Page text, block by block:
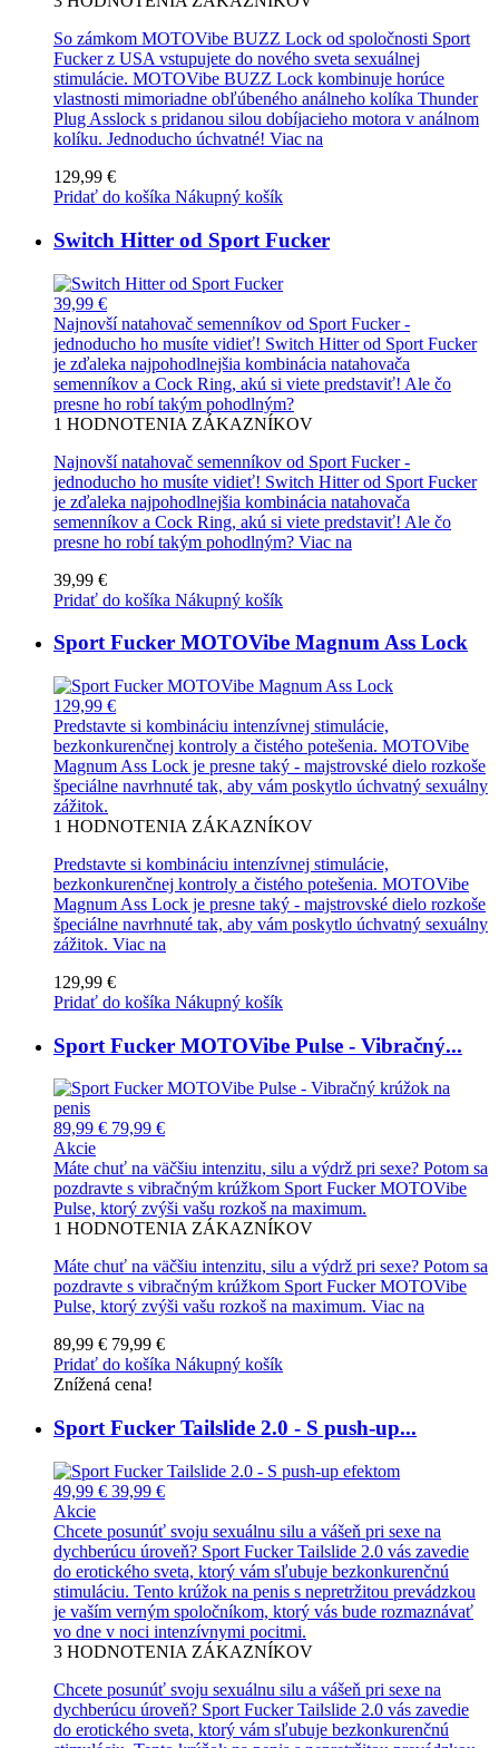
So zámkom MOTOVibe BUZZ Lock od spoločnosti Sport
Fucker z USA vstupujete do nového sveta sexuálnej
stimulácie. MOTOVibe BUZZ Lock kombinuje horúce
vlastnosti mimoriadne obľúbeného análneho kolíka Thunder
Plug Asslock s pridanou silou dobíjacieho motora v análnom
kolíku. Jednoducho úchvatné! Viac na
129,99 €
Pridať do košíka Nákupný košík
Switch Hitter od Sport Fucker
39,99 €
Najnovší natahovač semenníkov od Sport Fucker -
jednoducho ho musíte vidieť! Switch Hitter od Sport Fucker
je zďaleka najpohodlnejšia kombinácia natahovača
semenníkov a Cock Ring, akú si viete predstaviť! Ale čo
presne ho robí takým pohodlným?
1 HODNOTENIA ZÁKAZNÍKOV
Najnovší natahovač semenníkov od Sport Fucker -
jednoducho ho musíte vidieť! Switch Hitter od Sport Fucker
je zďaleka najpohodlnejšia kombinácia natahovača
semenníkov a Cock Ring, akú si viete predstaviť! Ale čo
presne ho robí takým pohodlným? Viac na
39,99 €
Pridať do košíka Nákupný košík
Sport Fucker MOTOVibe Magnum Ass Lock
129,99 €
Predstavte si kombináciu intenzívnej stimulácie,
bezkonkurenčnej kontroly a čistého potešenia. MOTOVibe
Magnum Ass Lock je presne taký - majstrovské dielo rozkoše
špeciálne navrhnuté tak, aby vám poskytlo úchvatný sexuálny
zážitok.
1 HODNOTENIA ZÁKAZNÍKOV
Predstavte si kombináciu intenzívnej stimulácie,
bezkonkurenčnej kontroly a čistého potešenia. MOTOVibe
Magnum Ass Lock je presne taký - majstrovské dielo rozkoše
špeciálne navrhnuté tak, aby vám poskytlo úchvatný sexuálny
zážitok. Viac na
129,99 €
Pridať do košíka Nákupný košík
Sport Fucker MOTOVibe Pulse - Vibračný...
89,99 € 79,99 €
Akcie
Máte chuť na väčšiu intenzitu, silu a výdrž pri sexe? Potom sa
pozdravte s vibračným krúžkom Sport Fucker MOTOVibe
Pulse, ktorý zvýši vašu rozkoš na maximum.
1 HODNOTENIA ZÁKAZNÍKOV
Máte chuť na väčšiu intenzitu, silu a výdrž pri sexe? Potom sa
pozdravte s vibračným krúžkom Sport Fucker MOTOVibe
Pulse, ktorý zvýši vašu rozkoš na maximum. Viac na
89,99 € 79,99 €
Pridať do košíka Nákupný košík
Znížená cena!
Sport Fucker Tailslide 2.0 - S push-up...
49,99 € 39,99 €
Akcie
Chcete posunúť svoju sexuálnu silu a vášeň pri sexe na
dychberúcu úroveň? Sport Fucker Tailslide 2.0 vás zavedie
do erotického sveta, ktorý vám sľubuje bezkonkurenčnú
stimuláciu. Tento krúžok na penis s nepretržitou prevádzkou
je vaším verným spoločníkom, ktorý vás bude rozmaznávať
vo dne v noci intenzívnymi pocitmi.
3 HODNOTENIA ZÁKAZNÍKOV
Chcete posunúť svoju sexuálnu silu a vášeň pri sexe na
dychberúcu úroveň? Sport Fucker Tailslide 2.0 vás zavedie
do erotického sveta, ktorý vám sľubuje bezkonkurenčnú